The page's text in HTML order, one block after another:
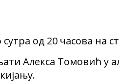
од 20 часова на
Алекса Томовић у